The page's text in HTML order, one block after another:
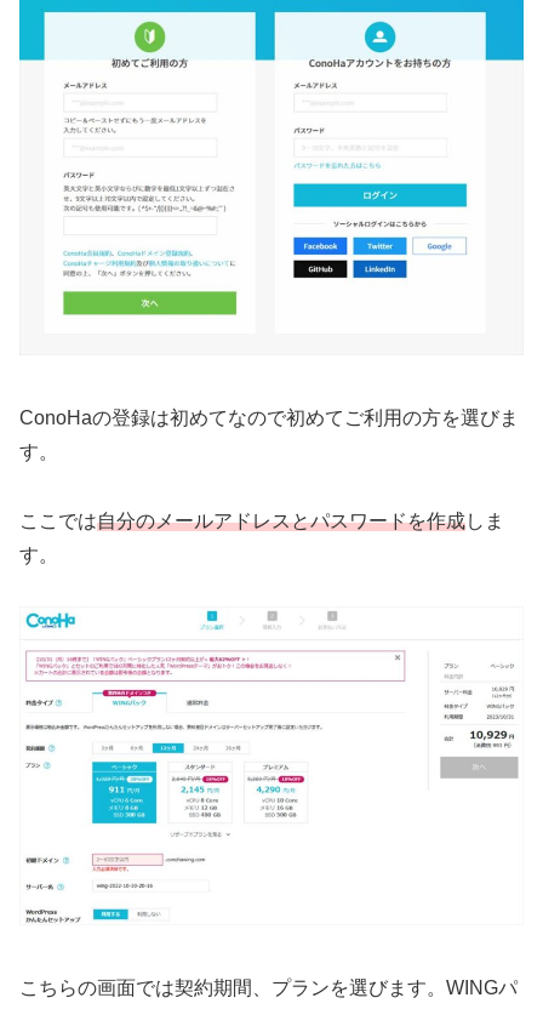
ConoHaの登録は初めてなので初めてご利用の方を選びま
す。
ここでは自分のメールアドレスとパスワードを作成しま
す。
こちらの画面では契約期間、プランを選びます。WINGパ